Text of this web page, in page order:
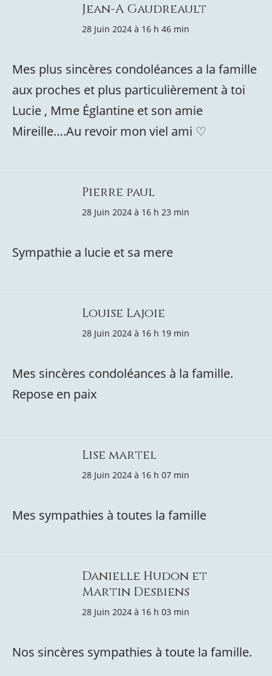
Jean-A Gaudreault
28 Juin 2024 à 16 h 46 min
Mes plus sincères condoléances a la famille
aux proches et plus particulièrement à toi
Lucie , Mme Églantine et son amie
Mireille….Au revoir mon viel ami ♡
Pierre paul
28 Juin 2024 à 16 h 23 min
Sympathie a lucie et sa mere
Louise Lajoie
28 Juin 2024 à 16 h 19 min
Mes sincères condoléances à la famille.
Repose en paix
Lise martel
28 Juin 2024 à 16 h 07 min
Mes sympathies à toutes la famille
Danielle Hudon et
Martin Desbiens
28 Juin 2024 à 16 h 03 min
Nos sincères sympathies à toute la famille.